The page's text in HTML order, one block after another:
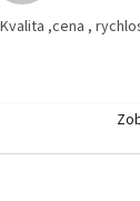
,cena ,